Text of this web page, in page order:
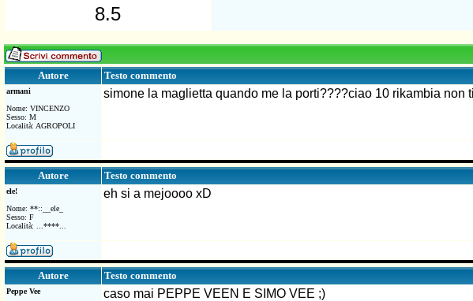
8.5
Autore
Testo commento
armani
Nome: VINCENZO
Sesso: M
Località: AGROPOLI
simone la maglietta quando me la porti????ciao 10 rikambia non
Autore Testo commento
ele!
Nome: **::__ele_
Sesso: F
Località: ...****...
eh si a mejoooo xD
Autore Testo commento
Peppe Vee
caso mai PEPPE VEEN E SIMO VEE ;)